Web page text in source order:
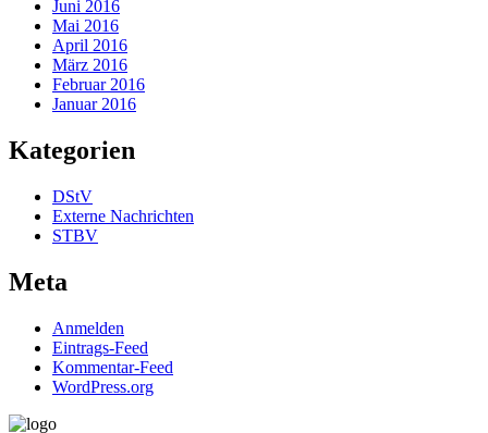
Juni 2016
Mai 2016
April 2016
März 2016
Februar 2016
Januar 2016
Kategorien
DStV
Externe Nachrichten
STBV
Meta
Anmelden
Eintrags-Feed
Kommentar-Feed
WordPress.org